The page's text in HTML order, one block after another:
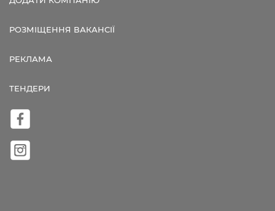
РОЗМІЩЕННЯ ВАКАНСІЇ
РЕКЛАМА
ТЕНДЕРИ